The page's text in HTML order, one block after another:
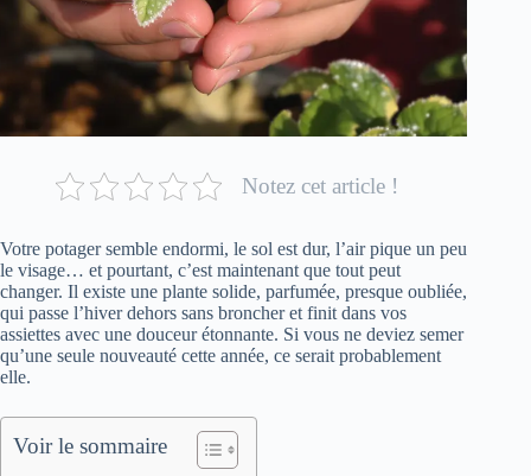
Notez cet article !
Votre potager semble endormi, le sol est dur, l’air pique un peu
le visage… et pourtant, c’est maintenant que tout peut
changer. Il existe une plante solide, parfumée, presque oubliée,
qui passe l’hiver dehors sans broncher et finit dans vos
assiettes avec une douceur étonnante. Si vous ne deviez semer
qu’une seule nouveauté cette année, ce serait probablement
elle.
Voir le sommaire